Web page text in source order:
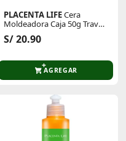
PLACENTA LIFECera
Moldeadora Caja 50g Travel
Size
S/ 20.90
AGREGAR